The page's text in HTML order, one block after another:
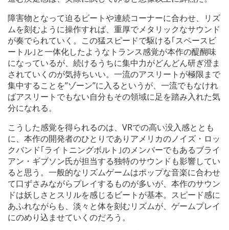
障害物となって迫るビートや連続コーナーに合わせ、リズ
ムを刻むように操作すれば、重厚でメタリックなサウンド
が奏でられていく。この猛スピードで駆ける｢スペースビ
ートル｣と一体化したようなトランス感覚が本作の醍醐味
になっているが、続けるうちに集中力がどんどん研ぎ澄ま
されていくのが気持ちいい。一流のアスリートが極限まで
集中することを”ゾーン”に入るというが、一流でもなけれ
ばアスリートでもない自分もその領域に足を踏み入れた気
分になれる。
こうした感覚を得られるのは、VRでの高い没入感ととも
に、本作の開発者のひとりでありアメリカのノイズ・ロッ
クバンド｢ライトニングボルト｣のメンバーでもあるブライ
アン・ギブソン氏が担当する独特のサウンドも影響してい
ると思う。一般的なリズムゲームはポップな音楽に合わせ
て口ずさみながらプレイするものが多いが、本作のサウン
ドは妖しさとスリルを感じるビートが基本。スピード感に
あふれながらも、淡々と体を刻むリズムが、ゲームプレイ
にのめり込ませていくのだろう。